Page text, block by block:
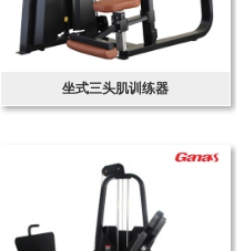
坐式三头肌训练器